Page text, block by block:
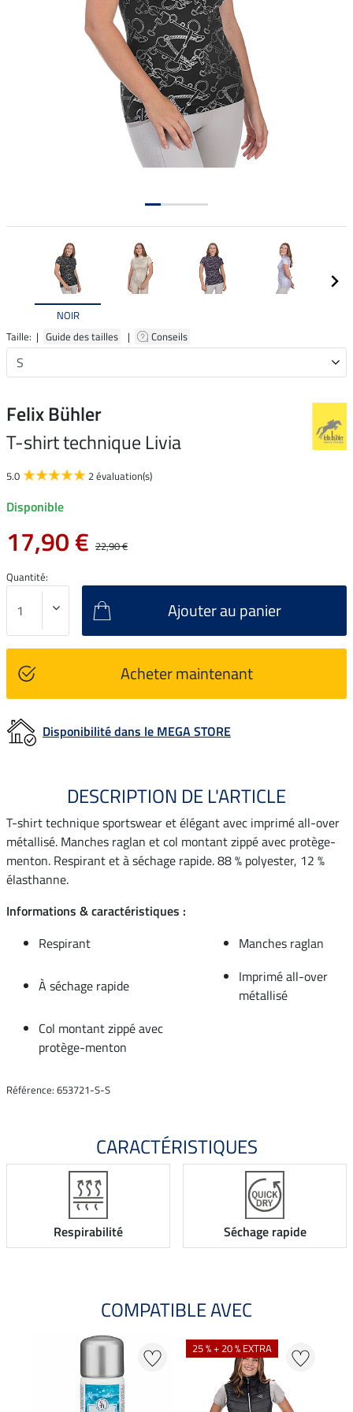
NOIR
Taille: | Guide des tailles | Conseils
Felix Bühler
T-shirt technique Livia
5.0 2 évaluation(s)
Disponible
17,90 € 22,90 €
Quantité:
Ajouter au panier
Acheter maintenant
Disponibilité dans le MEGA STORE
DESCRIPTION DE L'ARTICLE
T-shirt technique sportswear et élégant avec imprimé all-over
métallisé. Manches raglan et col montant zippé avec protège-
menton. Respirant et à séchage rapide. 88 % polyester, 12 %
élasthanne.
Informations & caractéristiques :
Respirant
Manches raglan
À séchage rapide
Imprimé all-over
métallisé
Col montant zippé avec
protège-menton
Référence: 653721-S-S
CARACTÉRISTIQUES
Respirabilité Séchage rapide
COMPATIBLE AVEC
25 % + 20 % EXTRA